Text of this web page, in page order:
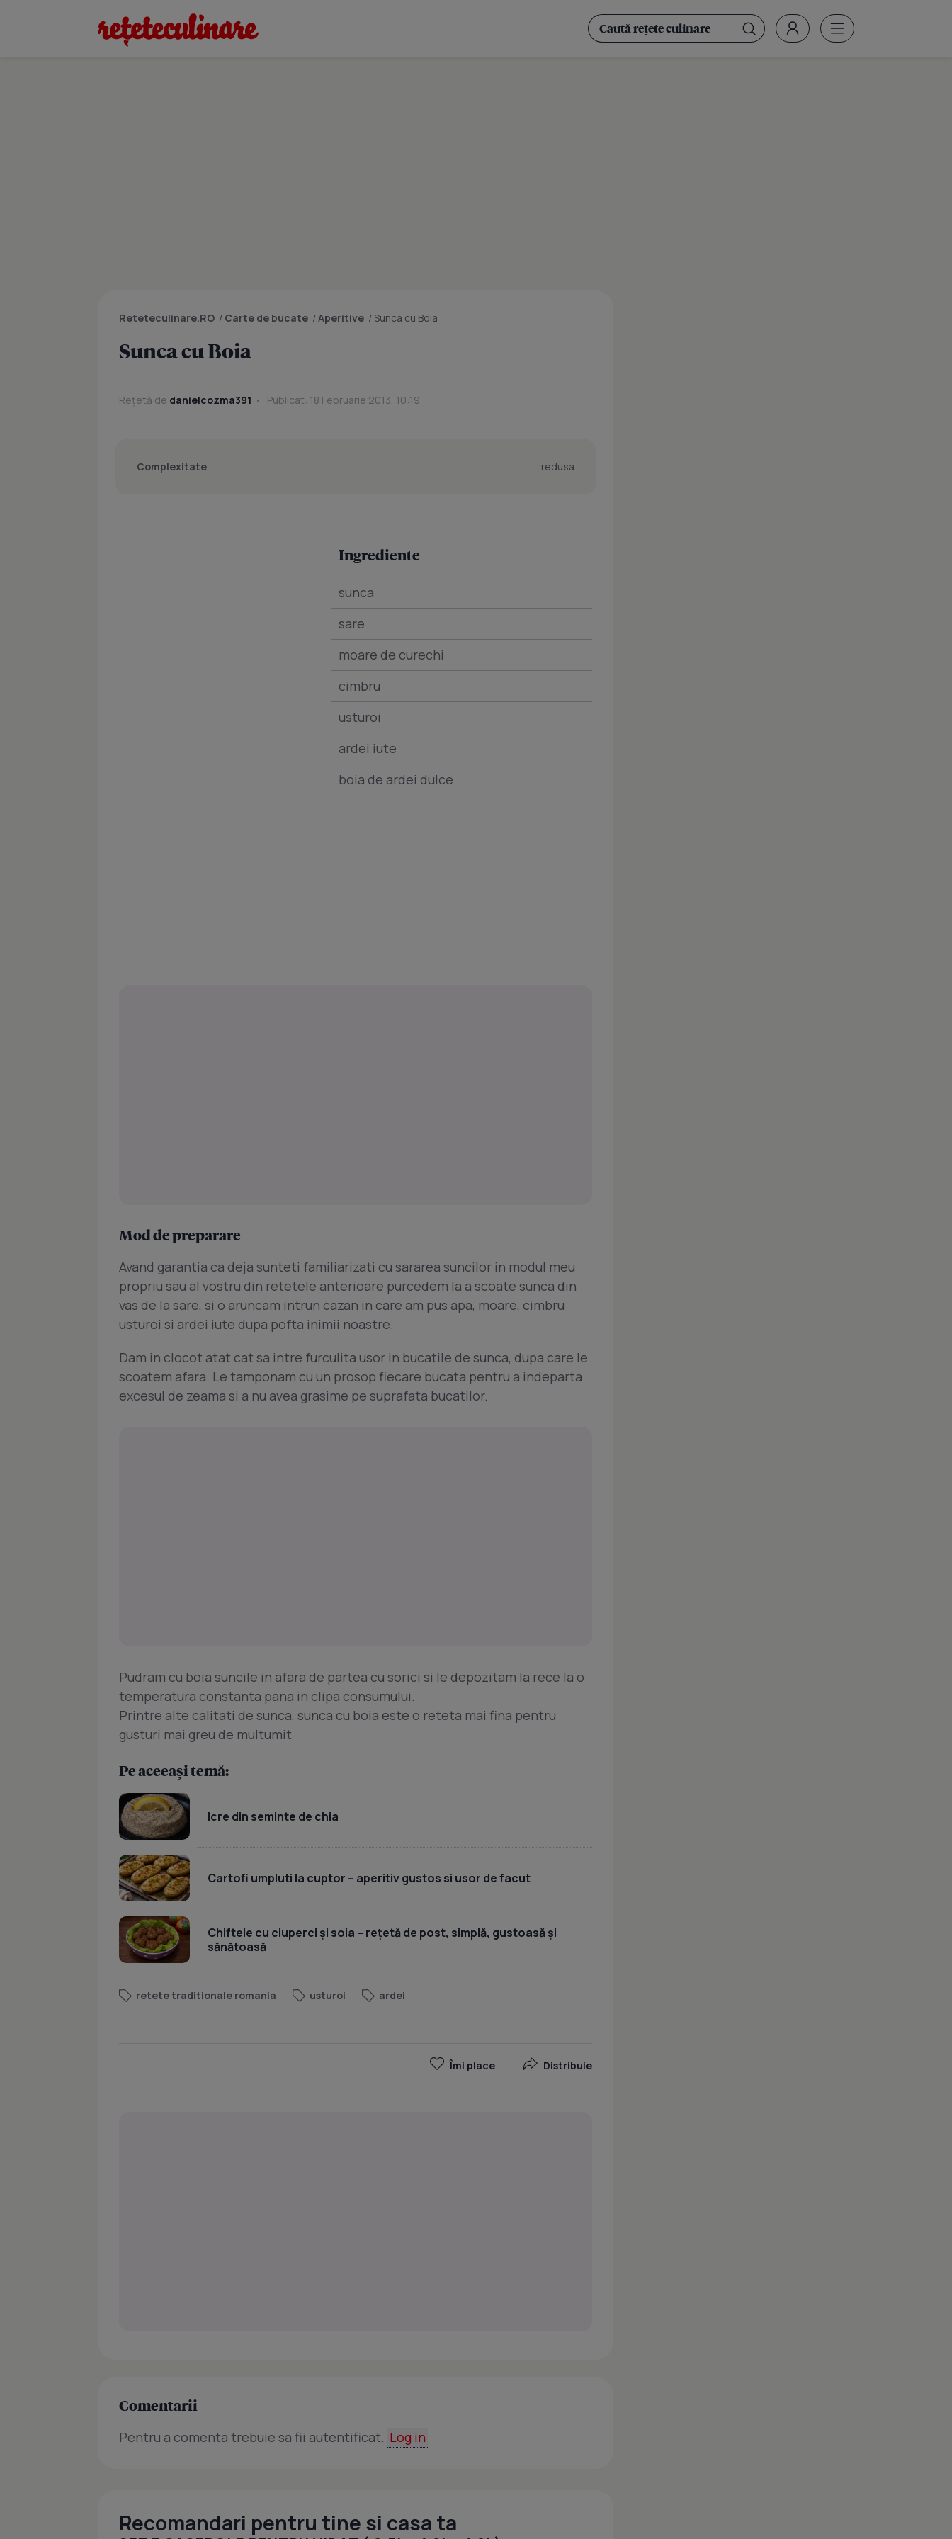
Reteteculinare.RO / Carte de bucate /Aperitive /Sunca cu Boia
Sunca cu Boia
Rețetă de danielcozma391 Publicat: 18 Februarie 2013, 10:19
Complexitate redusa
Ingrediente
sunca
sare
moare de curechi
cimbru
usturoi
ardei iute
boia de ardei dulce
Mod de preparare
Avand garantia ca deja sunteti familiarizati cu sararea suncilor in modul meu
propriu sau al vostru din retetele anterioare purcedem la a scoate sunca din
vas de la sare, si o aruncam intrun cazan in care am pus apa, moare, cimbru
usturoi si ardei iute dupa pofta inimii noastre.
Dam in clocot atat cat sa intre furculita usor in bucatile de sunca, dupa care le
scoatem afara. Le tamponam cu un prosop fiecare bucata pentru a indeparta
excesul de zeama si a nu avea grasime pe suprafata bucatilor.
Pudram cu boia suncile in afara de partea cu sorici si le depozitam la rece la o
temperatura constanta pana in clipa consumului.
Printre alte calitati de sunca, sunca cu boia este o reteta mai fina pentru
gusturi mai greu de multumit
Pe aceeași temă:
Icre din seminte de chia
Cartofi umpluti la cuptor – aperitiv gustos si usor de facut
Chiftele cu ciuperci și soia – rețetă de post, simplă, gustoasă și
sănătoasă
retete traditionale romania usturoi ardei
Îmi place Distribuie
Comentarii
Pentru a comenta trebuie sa fii autentificat. Log in
Recomandari pentru tine si casa ta